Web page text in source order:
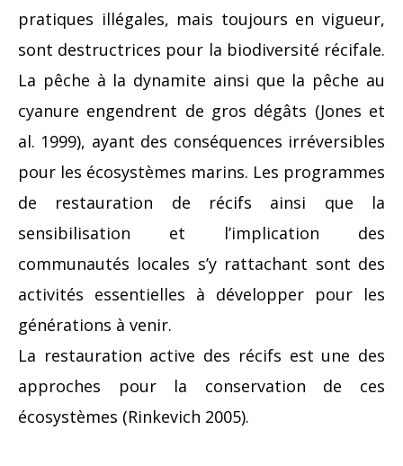
pratiques illégales, mais toujours en vigueur,
sont destructrices pour la biodiversité récifale.
La pêche à la dynamite ainsi que la pêche au
cyanure engendrent de gros dégâts (Jones et
al. 1999), ayant des conséquences irréversibles
pour les écosystèmes marins. Les programmes
de restauration de récifs ainsi que la
sensibilisation et l’implication des
communautés locales s’y rattachant sont des
activités essentielles à développer pour les
générations à venir.
La restauration active des récifs est une des
approches pour la conservation de ces
écosystèmes (Rinkevich 2005).